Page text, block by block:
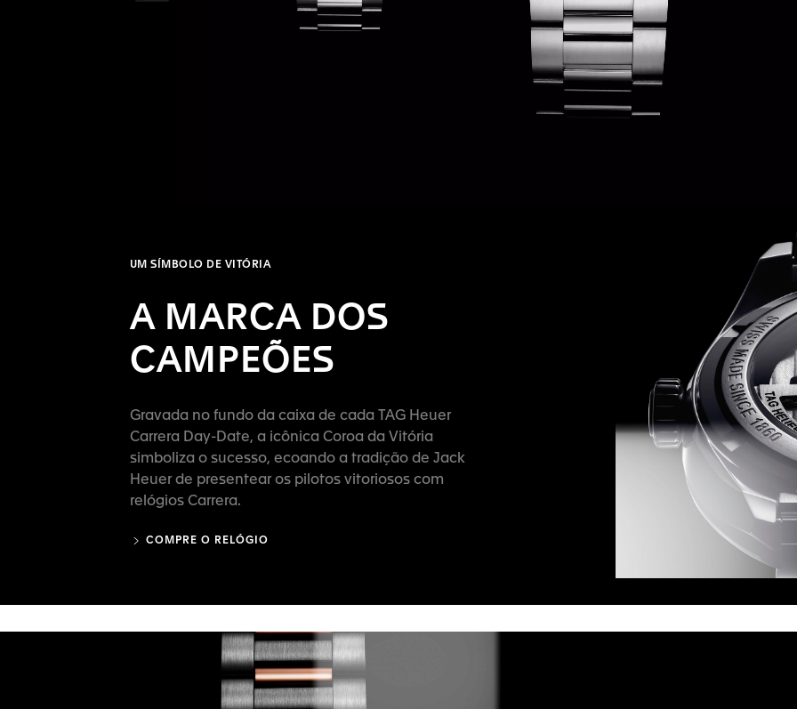
UM SÍMBOLO DE VITÓRIA
A MARCA DOS
CAMPEÕES
Gravada no fundo da caixa de cada TAG Heuer
Carrera Day-Date, a icônica Coroa da Vitória
simboliza o sucesso, ecoando a tradição de Jack
Heuer de presentear os pilotos vitoriosos com
relógios Carrera.
COMPRE O RELÓGIO